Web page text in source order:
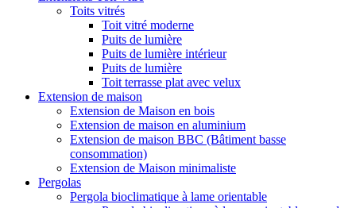
Toits vitrés
Toit vitré moderne
Puits de lumière
Puits de lumière intérieur
Puits de lumière
Toit terrasse plat avec velux
Extension de maison
Extension de Maison en bois
Extension de maison en aluminium
Extension de maison BBC (Bâtiment basse
consommation)
Extension de Maison minimaliste
Pergolas
Pergola bioclimatique à lame orientable